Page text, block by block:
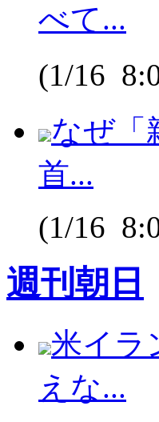
べて...
(1/16
なぜ「
首...
(1/16
週刊朝日
米イラ
えな...